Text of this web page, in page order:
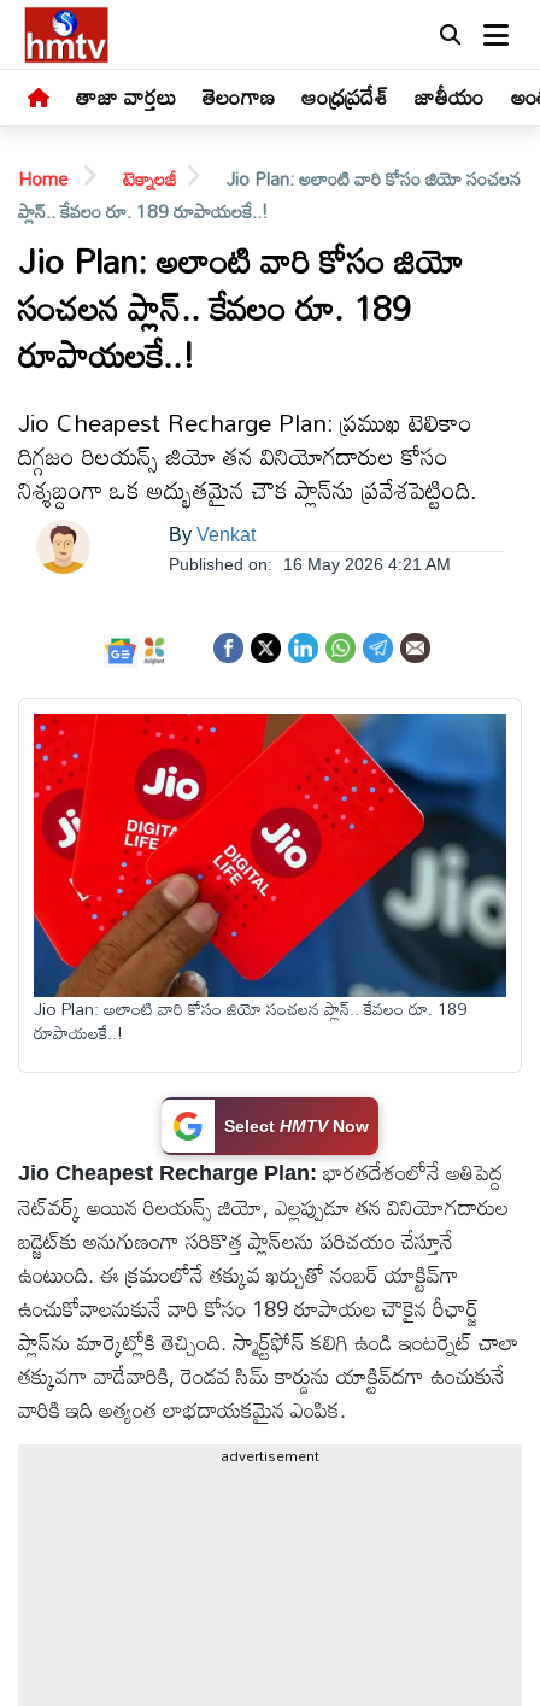
తాజా వార్తలు తెలంగాణ ఆంధ్రప్రదేశ్ జాతీయం
LIVE
తాజా
తెలంగాణ
ఆంధ్రప్రదేశ్
జాతీయం
అంతర్జాతీయం
సినిమా
క్రీడలు
వ్యాపారం
లైఫ్
స్టైల్
స్పెషల్స్
కెరీర్ &
ఉద్యోగాలు
లైవ్
టీవి
Home టెక్నాలజీ
Jio Plan: అలాంటి వారి కోసం జియో సంచలన
ప్లాన్.. కేవలం రూ. 189 రూపాయలకే..!
Jio Plan: అలాంటి వారి కోసం జియో
సంచలన ప్లాన్.. కేవలం రూ. 189
రూపాయలకే..!
Jio Cheapest Recharge Plan: ప్రముఖ టెలికాం
దిగ్గజం రిలయన్స్ జియో తన వినియోగదారుల కోసం
నిశ్శబ్దంగా ఒక అద్భుతమైన చౌక ప్లాన్‌ను ప్రవేశపెట్టింది.
By Venkat
Published on: 16 May 2026 4:21 AM
Jio Plan: అలాంటి వారి కోసం జియో సంచలన ప్లాన్.. కేవలం రూ. 189
రూపాయలకే..!
Select HMTVNow
Jio Cheapest Recharge Plan: భారతదేశంలోనే అతిపెద్ద
నెట్‌వర్క్ అయిన రిలయన్స్ జియో, ఎల్లప్పుడూ తన వినియోగదారుల
బడ్జెట్‌కు అనుగుణంగా సరికొత్త ప్లాన్‌లను పరిచయం చేస్తూనే
ఉంటుంది. ఈ క్రమంలోనే తక్కువ ఖర్చుతో నంబర్ యాక్టివ్‌గా
ఉంచుకోవాలనుకునే వారి కోసం 189 రూపాయల చౌకైన రీఛార్జ్
ప్లాన్‌ను మార్కెట్లోకి తెచ్చింది. స్మార్ట్‌ఫోన్ కలిగి ఉండి ఇంటర్నెట్ చాలా
తక్కువగా వాడేవారికి, రెండవ సిమ్ కార్డును యాక్టివ్‌దగా ఉంచుకునే
వారికి ఇది అత్యంత లాభదాయకమైన ఎంపిక.
advertisement